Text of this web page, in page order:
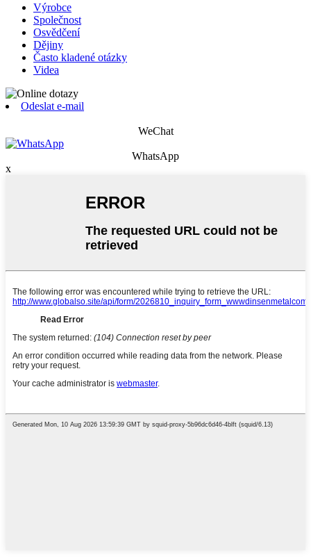
Výrobce
Společnost
Osvědčení
Dějiny
Často kladené otázky
Videa
Odeslat e-mail
WeChat
WhatsApp
x